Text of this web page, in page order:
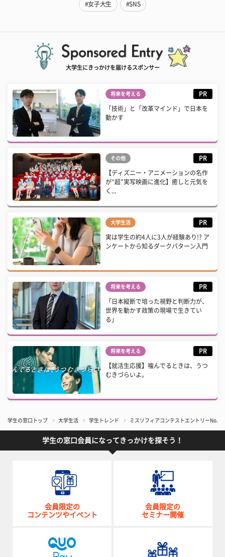
#女子大生 #SNS
大学生にきっかけを届けるスポンサー
将来を考える PR
「技術」と「改革マインド」で日本を
動かす
その他 PR
【ディズニー・アニメーションの名作
が“超”実写映画に進化】癒しと元気を
く...
大学生活 PR
実は学生の約4人に3人が経験あり!? ア
ンケートから知るダークパターン入門
将来を考える PR
「日本縦断で培った視野と判断力が、
世界を動かす政策の現場で生きてい
る」
将来を考える PR
【就活生応援】噛んでるときは、うつ
むきづらいよ。
学生の窓口トップ 大学生活 学生トレンド ミスソフィアコンテストエントリーNo.2
学生の窓口会員になってきっかけを探そう！
会員限定の
コンテンツやイベント
会員限定の
セミナー開催